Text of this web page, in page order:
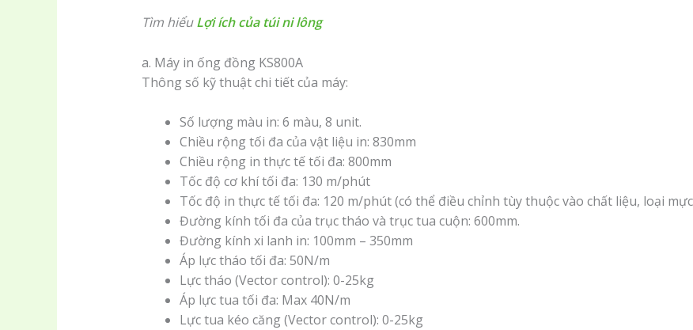
Tìm hiểuLợi ích của túi ni lông
a. Máy in ống đồng KS800A
Thông số kỹ thuật chi tiết của máy:
Số lượng màu in: 6 màu, 8 unit.
Chiều rộng tối đa của vật liệu in: 830mm
Chiều rộng in thực tế tối đa: 800mm
Tốc độ cơ khí tối đa: 130 m/phút
Tốc độ in thực tế tối đa: 120 m/phút (có thể điều chỉnh tùy thuộc vào chất liệu, loại
Đường kính tối đa của trục tháo và trục tua cuộn: 600mm.
Đường kính xi lanh in: 100mm – 350mm
Áp lực tháo tối đa: 50N/m
Lực tháo (Vector control): 0-25kg
Áp lực tua tối đa: Max 40N/m
Lực tua kéo căng (Vector control): 0-25kg